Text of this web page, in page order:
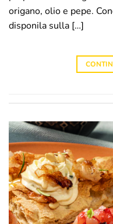
origano, olio e pepe.
disponila sulla […]